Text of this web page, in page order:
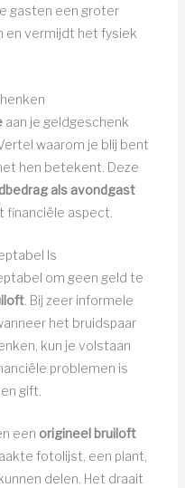
gasten een groter
en vermijdt het fysiek
aan je geldgeschenk
waarom je blij bent
hen betekent. Deze
als avondgast
financiële aspect.
Is
om geen geld te
. Bij zeer informele
het bruidspaar
kun je volstaan
problemen is
gift.
een origineel bruiloft
fotolijst, een plant,
delen. Het draait